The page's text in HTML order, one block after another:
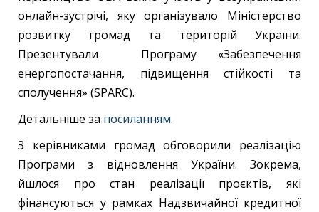
онлайн-зустрічі, яку організувало Міністерство
розвитку громад та територій України.
Презентували Програму «Забезпечення
енергопостачання, підвищення стійкості та
сполучення» (SPARC).
Детальніше за посиланням.
З керівниками громад обговорили реалізацію
Програми з відновлення України. Зокрема,
йшлося про стан реалізації проєктів, які
фінансуються у рамках Надзвичайної кредитної